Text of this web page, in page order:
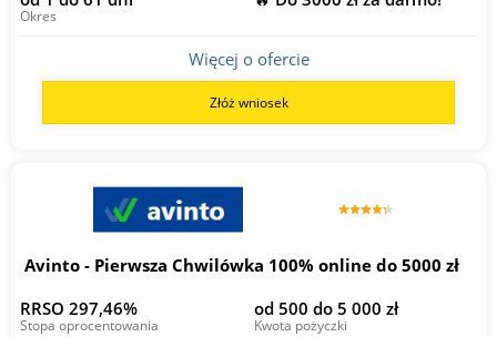
Okres
Więcej o ofercie
Złóż wniosek
Avinto - Pierwsza Chwilówka 100% online do 5000 zł
RRSO 297,46%
Stopa oprocentowania
od 500 do 5 000 zł
Kwota pożyczki